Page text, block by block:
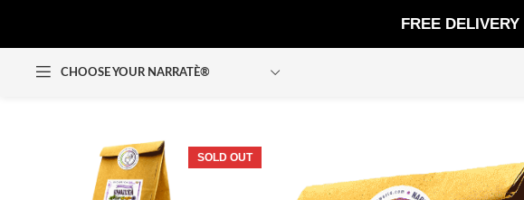
CHOOSE YOUR NARRATÈ®
SOLD OUT
FREE DELIVERY